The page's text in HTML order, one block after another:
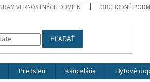
VERNOSTNÝCH ODMIEN OBCHODNÉ
HĽADAŤ
Predsieň Kancelária Bytové